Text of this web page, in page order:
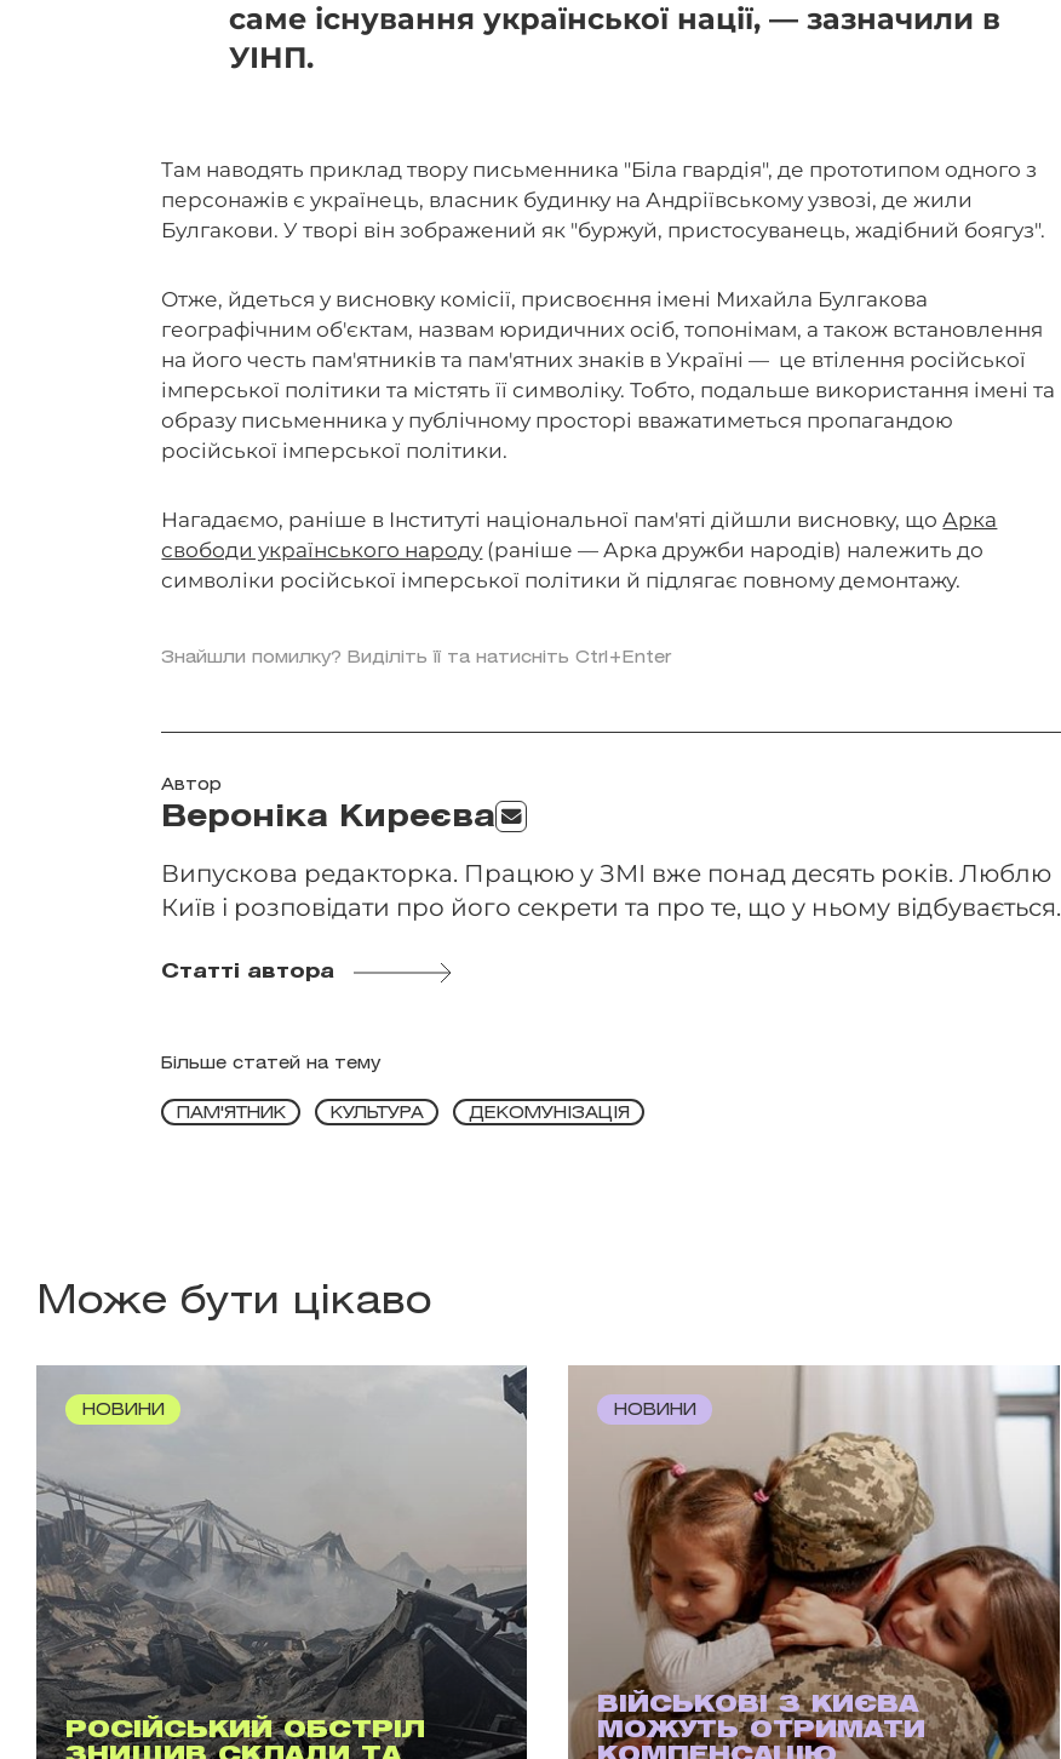
саме існування української нації, — зазначили в
УІНП.
Там наводять приклад твору письменника "Біла гвардія", де прототипом одного з
персонажів є українець, власник будинку на Андріївському узвозі, де жили
Булгакови. У творі він зображений як "буржуй, пристосуванець, жадібний боягуз".
Отже, йдеться у висновку комісії, присвоєння імені Михайла Булгакова
географічним об'єктам, назвам юридичних осіб, топонімам, а також встановлення
на його честь пам'ятників та пам'ятних знаків в Україні — це втілення російської
імперської політики та містять її символіку. Тобто, подальше використання імені та
образу письменника у публічному просторі вважатиметься пропагандою
російської імперської політики.
Нагадаємо, раніше в Інституті національної пам'яті дійшли висновку, щоАрка
свободи українського народу(раніше — Арка дружби народів) належить до
символіки російської імперської політики й підлягає повному демонтажу.
Знайшли помилку? Виділіть її та натисніть Ctrl+Enter
Автор
Вероніка Киреєва
Випускова редакторка. Працюю у ЗМІ вже понад десять років. Люблю
Київ і розповідати про його секрети та про те, що у ньому відбувається.
Статті автора
Більше статей на тему
ПАМ'ЯТНИК КУЛЬТУРА ДЕКОМУНІЗАЦІЯ
Може бути цікаво
НОВИНИ
РОСІЙСЬКИЙ ОБСТРІЛ
НОВИНИ
ВІЙСЬКОВІ З КИЄВА
МОЖУТЬ ОТРИМАТИ